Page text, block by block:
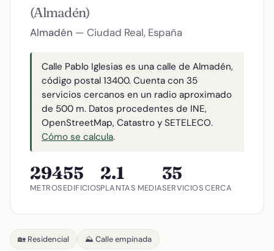
(Almadén)
Almadén — Ciudad Real, España
Calle Pablo Iglesias es una calle de Almadén,
código postal 13400. Cuenta con 35
servicios cercanos en un radio aproximado
de 500 m. Datos procedentes de INE,
OpenStreetMap, Catastro y SETELECO.
Cómo se calcula.
294
METROS
55
EDIFICIOS
2.1
PLANTAS MEDIA
35
SERVICIOS CERCA
🏡 Residencial ⛰️ Calle empinada